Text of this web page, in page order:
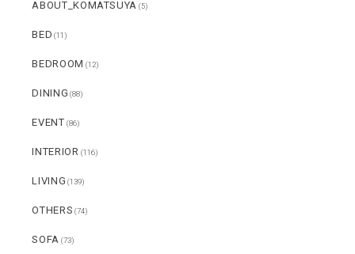
ABOUT_KOMATSUYA (5)
BED (11)
BEDROOM (12)
DINING (88)
EVENT (86)
INTERIOR (116)
LIVING (139)
OTHERS (74)
SOFA (73)